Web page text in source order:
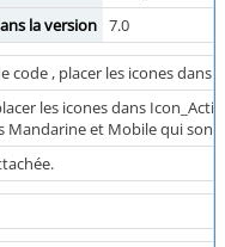
la version 7.0
code , placer les icones dans
les icones dans
Mandarine et Mobile qui sont